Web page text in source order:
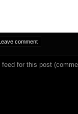
feed for this post